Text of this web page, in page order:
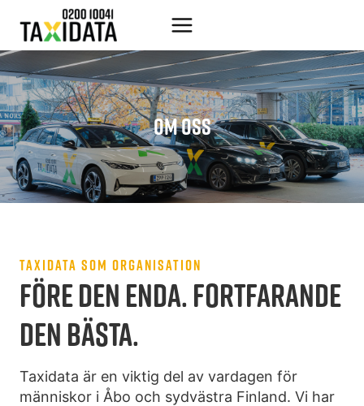
content
OM OSS
TAXIDATA SOM ORGANISATION
FÖRE DEN ENDA. FORTFARANDE
DEN BÄSTA.
Taxidata är en viktig del av vardagen för
människor i Åbo och sydvästra Finland. Vi har